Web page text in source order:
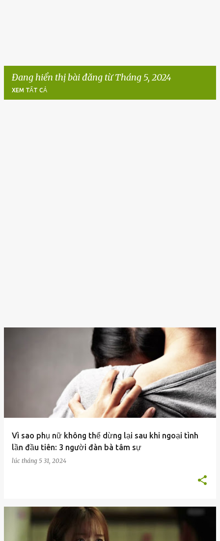
Đang hiển thị bài đăng từ Tháng 5, 2024
XEM TẤT CẢ
Vì sao phụ nữ không thể dừng lại sau khi ngoại tình
lần đầu tiên: 3 người đàn bà tâm sự
lúc tháng 5 31, 2024